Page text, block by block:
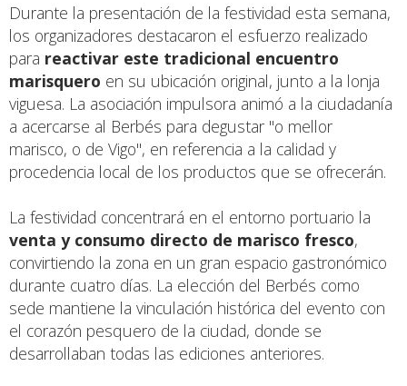
Durante la presentación de la festividad esta semana,
los organizadores destacaron el esfuerzo realizado
para reactivar este tradicional encuentro
marisquero en su ubicación original, junto a la lonja
viguesa. La asociación impulsora animó a la ciudadanía
a acercarse al Berbés para degustar "o mellor
marisco, o de Vigo", en referencia a la calidad y
procedencia local de los productos que se ofrecerán.
La festividad concentrará en el entorno portuario la
venta y consumo directo de marisco fresco,
convirtiendo la zona en un gran espacio gastronómico
durante cuatro días. La elección del Berbés como
sede mantiene la vinculación histórica del evento con
el corazón pesquero de la ciudad, donde se
desarrollaban todas las ediciones anteriores.